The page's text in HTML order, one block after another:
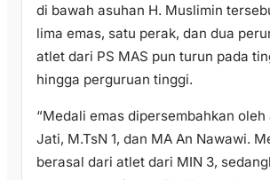
di bawah asuhan H. Muslimin
lima emas, satu perak, dan dua
atlet dari PS MAS pun turun pada
hingga perguruan tinggi.
“Medali emas dipersembahkan oleh
Jati, M.TsN 1, dan MA An Nawawi.
berasal dari atlet dari MIN 3,